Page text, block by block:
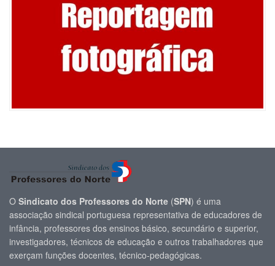
O Sindicato dos Professores do Norte (SPN) é uma
associação sindical portuguesa representativa de educadores de
infância, professores dos ensinos básico, secundário e superior,
investigadores, técnicos de educação e outros trabalhadores que
exerçam funções docentes, técnico-pedagógicas.